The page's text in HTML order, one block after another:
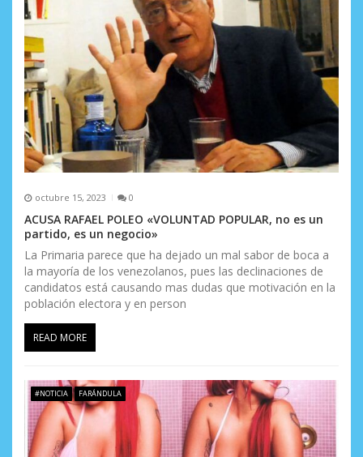
octubre 15, 2023 0
ACUSA RAFAEL POLEO «VOLUNTAD POPULAR, no es un
partido, es un negocio»
La Primaria parece que ha dejado un mal sabor de boca a
la mayoría de los venezolanos, pues las declinaciones de
candidatos está causando mas dudas que motivación en la
población electora y en person
READ MORE
#NOTICIA FARÁNDULA